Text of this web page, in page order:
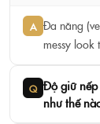
từ messy
Hương thơm
tươi mát, gia
A Đa năng
messy look
Q Độ giữ nếp
như thế